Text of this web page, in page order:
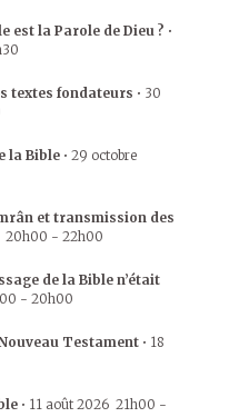
est la Parole de Dieu ? •
textes fondateurs • 30
la Bible • 29 octobre
et transmission des
20h00 - 22h00
de la Bible n’était
- 20h00
Testament • 18
• 11 août 2026 21h00 -